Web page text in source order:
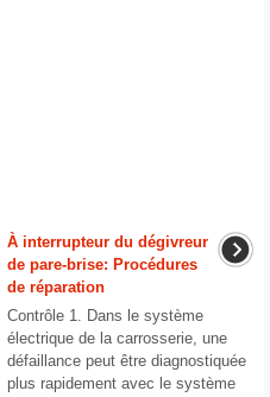
À interrupteur du dégivreur
de pare-brise: Procédures
de réparation
Contrôle 1. Dans le système
électrique de la carrosserie, une
défaillance peut être diagnostiquée
plus rapidement avec le système